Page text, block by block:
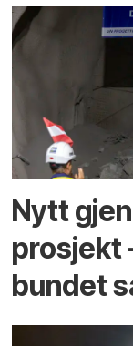
Nytt
prosjekt
bundet